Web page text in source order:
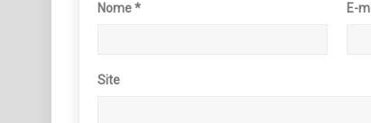
Nome* E-
Site